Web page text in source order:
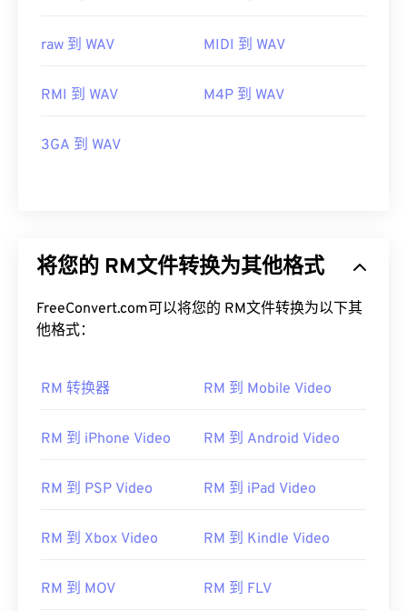
raw 到 WAV MIDI 到 WAV
RMI 到 WAV M4P 到 WAV
3GA 到 WAV
将您的 RM文件转换为其他格式
FreeConvert.com可以将您的 RM文件转换为以下其
他格式：
RM 转换器 RM 到 Mobile Video
RM 到 iPhone Video RM 到 Android Video
RM 到 PSP Video RM 到 iPad Video
RM 到 Xbox Video RM 到 Kindle Video
RM 到 MOV RM 到 FLV